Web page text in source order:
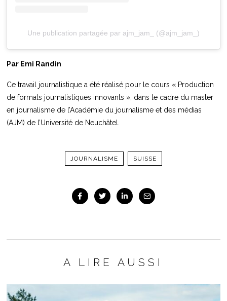
Une publication partagée par ajm_jam_ (@ajm_jam_)
Par Emi Randin
Ce travail journalistique a été réalisé pour le cours « Production
de formats journalistiques innovants », dans le cadre du master
en journalisme de l’Académie du journalisme et des médias
(AJM) de l’Université de Neuchâtel.
JOURNALISME SUISSE
A LIRE AUSSI